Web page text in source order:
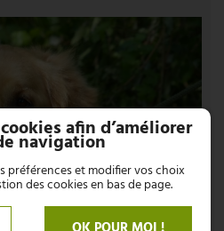
afin d’améliorer
navigation
préférences et modifier vos choix
des cookies en bas de page.